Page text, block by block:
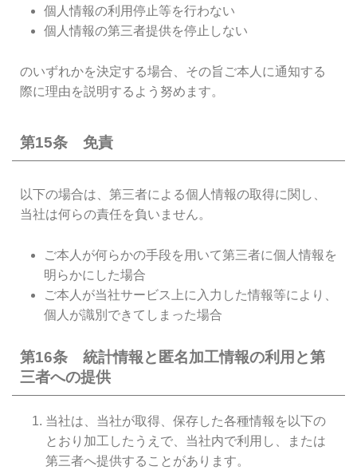
個人情報の利用停止等を行わない
個人情報の第三者提供を停止しない
のいずれかを決定する場合、その旨ご本人に通知する
際に理由を説明するよう努めます。
第15条 免責
以下の場合は、第三者による個人情報の取得に関し、
当社は何らの責任を負いません。
ご本人が何らかの手段を用いて第三者に個人情報を
明らかにした場合
ご本人が当社サービス上に入力した情報等により、
個人が識別できてしまった場合
第16条 統計情報と匿名加工情報の利用と第
三者への提供
当社は、当社が取得、保存した各種情報を以下の
とおり加工したうえで、当社内で利用し、または
第三者へ提供することがあります。